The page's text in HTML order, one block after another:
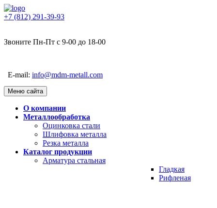
+7 (812) 291-39-93
Звоните Пн-Пт с 9-00 до 18-00
E-mail: info@mdm-metall.com
Меню сайта
О компании
Металлообработка
Оцинковка стали
Шлифовка металла
Резка металла
Каталог продукции
Арматура стальная
Гладкая
Рифленая